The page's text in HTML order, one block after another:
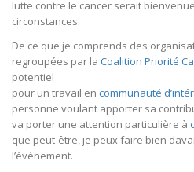
lutte contre le cancer serait
circonstances.
De ce que je comprends des
regroupées par la Coalition Priorité
potentiel
pour un travail en communauté
personne voulant apporter sa
va porter une attention particulière à
que peut-être, je peux faire bien
l’événement.